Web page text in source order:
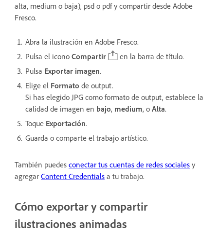
alta, medium o baja), psd o pdf y compartir desde Adobe
Fresco.
Abra la ilustración en Adobe Fresco.
Pulsa el icono Compartir
en la barra de título.
Pulsa Exportar imagen.
Elige el Formato de output.
Si has elegido JPG como formato de output, establece la
calidad de imagen en bajo, medium, o Alta.
Toque Exportación.
Guarda o comparte el trabajo artístico.
También puedes conectar tus cuentas de redes sociales y
agregar Content Credentials a tu trabajo.
Cómo exportar y compartir
ilustraciones animadas